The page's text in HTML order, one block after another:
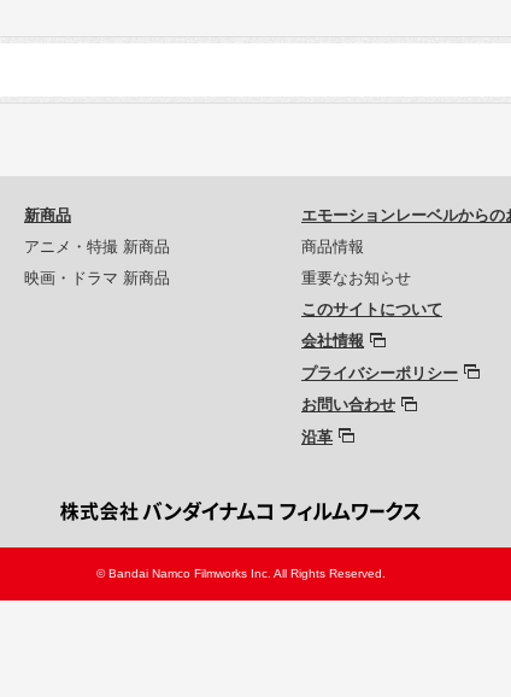
新商品
アニメ・特撮 新商品
映画・ドラマ 新商品
エモーションレーベルからの
商品情報
重要なお知らせ
このサイトについて
会社情報
プライバシーポリシー
お問い合わせ
沿革
© Bandai Namco Filmworks Inc. All Rights Reserved.